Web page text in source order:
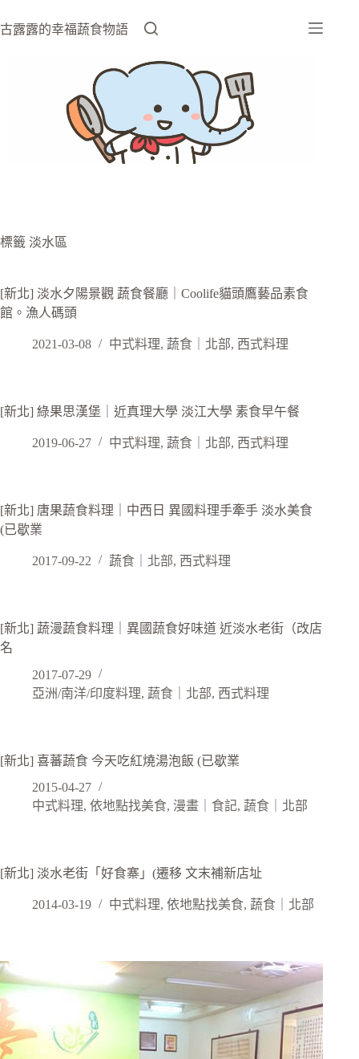
至
古露露的幸福蔬食物語
標籤 淡水區
[新北] 淡水夕陽景觀 蔬食餐廳｜Coolife貓頭鷹藝品素食
館。漁人碼頭
2021-03-08 中式料理, 蔬食｜北部, 西式料理
[新北] 綠果思漢堡｜近真理大學 淡江大學 素食早午餐
2019-06-27 中式料理, 蔬食｜北部, 西式料理
[新北] 唐果蔬食料理｜中西日 異國料理手牽手 淡水美食
(已歇業
2017-09-22 蔬食｜北部, 西式料理
[新北] 蔬漫蔬食料理｜異國蔬食好味道 近淡水老街（改店
名
2017-07-29
亞洲/南洋/印度料理, 蔬食｜北部, 西式料理
[新北] 喜蕃蔬食 今天吃紅燒湯泡飯 (已歇業
2015-04-27
中式料理, 依地點找美食, 漫畫｜食記, 蔬食｜北部
[新北] 淡水老街「好食寨」(遷移 文末補新店址
2014-03-19 中式料理, 依地點找美食, 蔬食｜北部